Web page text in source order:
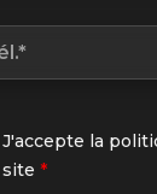
J'accepte la
site *